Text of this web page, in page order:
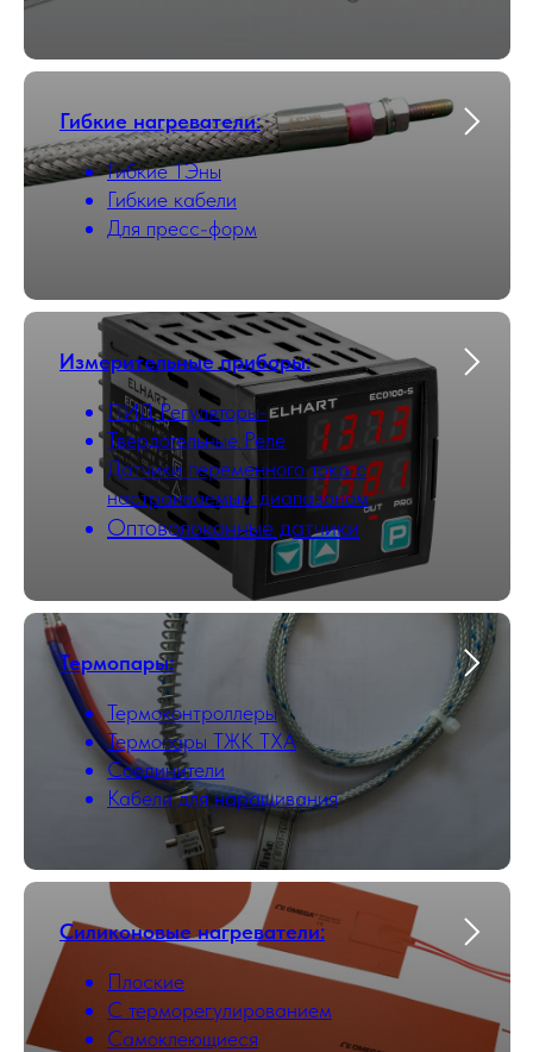
Гибкие нагреватели:
Гибкие ТЭны
Гибкие кабели
Для пресс-форм
Измерительные приборы:
ПИД Регуляторы-
Твердотельные Реле
Датчики переменного тока с
настраиваемым диапазоном
Оптоволоконные датчики
Термопары:
Термоконтроллеры
Термопары ТЖК ТХА
Соединители
Кабели для наращивания
Силиконовые нагреватели:
Плоские
С терморегулированием
Самоклеющиеся